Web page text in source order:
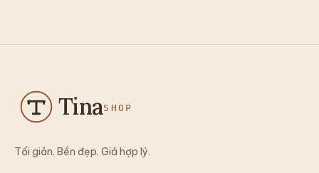
TinaSHOP
Tối giản. Bền đẹp. Giá hợp lý.